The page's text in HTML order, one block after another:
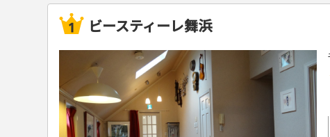
ビースティーレ舞浜